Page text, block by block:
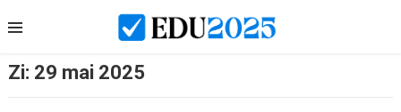
to
Zi: 29 mai 2025